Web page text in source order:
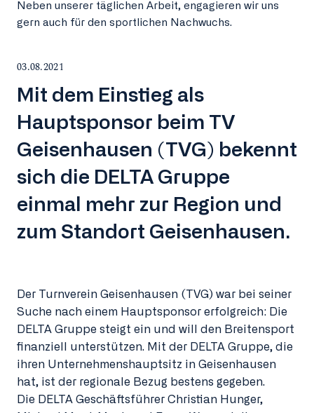
Neben unserer täglichen Arbeit, engagieren wir uns
gern auch für den sportlichen Nachwuchs.
03.08.2021
Mit dem Einstieg als
Hauptsponsor beim TV
Geisenhausen (TVG) bekennt
sich die DELTA Gruppe
einmal mehr zur Region und
zum Standort Geisenhausen.
Der Turnverein Geisenhausen (TVG) war bei seiner
Suche nach einem Hauptsponsor erfolgreich: Die
DELTA Gruppe steigt ein und will den Breitensport
finanziell unterstützen. Mit der DELTA Gruppe, die
ihren Unternehmenshauptsitz in Geisenhausen
hat, ist der regionale Bezug bestens gegeben.
Die DELTA Geschäftsführer Christian Hunger,